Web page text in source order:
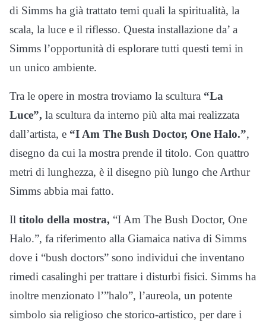
di Simms ha già trattato temi quali la spiritualità, la
scala, la luce e il riflesso. Questa installazione da’ a
Simms l’opportunità di esplorare tutti questi temi in
un unico ambiente.
Tra le opere in mostra troviamo la scultura “La
Luce”, la scultura da interno più alta mai realizzata
dall’artista, e “I Am The Bush Doctor, One Halo.”,
disegno da cui la mostra prende il titolo. Con quattro
metri di lunghezza, è il disegno più lungo che Arthur
Simms abbia mai fatto.
Il titolo della mostra, “I Am The Bush Doctor, One
Halo.”, fa riferimento alla Giamaica nativa di Simms
dove i “bush doctors” sono individui che inventano
rimedi casalinghi per trattare i disturbi fisici. Simms ha
inoltre menzionato l’”halo”, l’aureola, un potente
simbolo sia religioso che storico-artistico, per dare i